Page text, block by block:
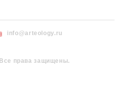
info@arteology.ru
права защищены.